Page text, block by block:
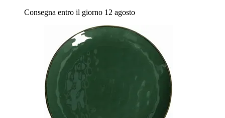
Consegna entro il giorno 12 agosto